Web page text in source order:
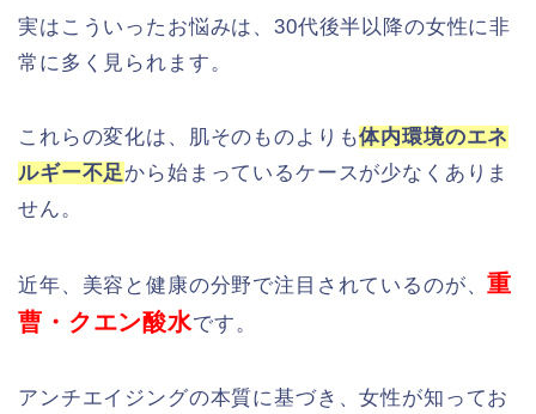
実はこういったお悩みは、30代後半以降の女性に非
常に多く見られます。
これらの変化は、肌そのものよりも体内環境のエネ
ルギー不足から始まっているケースが少なくありま
せん。
近年、美容と健康の分野で注目されているのが、重
曹・クエン酸水です。
アンチエイジングの本質に基づき、女性が知ってお